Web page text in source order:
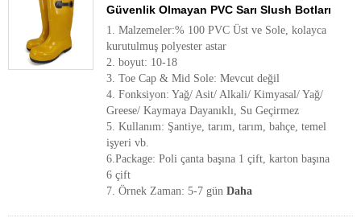
Güvenlik Olmayan PVC Sarı Slush Botları
1. Malzemeler:% 100 PVC Üst ve Sole, kolayca
kurutulmuş polyester astar
2. boyut: 10-18
3. Toe Cap & Mid Sole: Mevcut değil
4. Fonksiyon: Yağ/ Asit/ Alkali/ Kimyasal/ Yağ/
Greese/ Kaymaya Dayanıklı, Su Geçirmez
5. Kullanım: Şantiye, tarım, tarım, bahçe, temel
işyeri vb.
6.Package: Poli çanta başına 1 çift, karton başına
6 çift
7. Örnek Zaman: 5-7 gün Daha